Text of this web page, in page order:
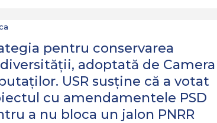
pentru conservarea
adoptată de Camera
USR susține că a votat
cu amendamentele PSD
a nu bloca un jalon PNRR